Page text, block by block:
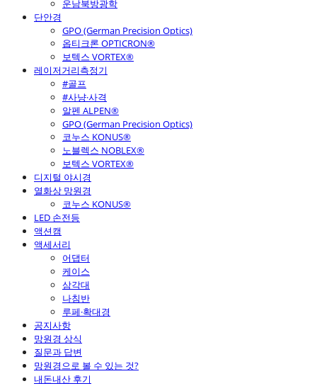
운남북방광학
단안경
GPO (German Precision Optics)
옵티크론 OPTICRON®
보텍스 VORTEX®
레이저거리측정기
#골프
#사냥·사격
알펜 ALPEN®
GPO (German Precision Optics)
코누스 KONUS®
노블렉스 NOBLEX®
보텍스 VORTEX®
디지털 야시경
열화상 망원경
코누스 KONUS®
LED 손전등
액션캠
액세서리
어댑터
케이스
삼각대
나침반
루페·확대경
공지사항
망원경 상식
질문과 답변
망원경으로 볼 수 있는 것?
내돈내산 후기